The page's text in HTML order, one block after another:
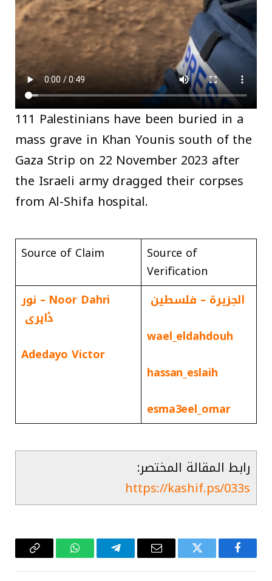
111 Palestinians have been buried in a
mass grave in Khan Younis south of the
Gaza Strip on 22 November 2023 after
the Israeli army dragged their corpses
from Al-Shifa hospital.
Source of
Verification
Source of Claim
الجزيرة – فلسطين
wael_eldahdouh
hassan_eslaih
esma3eel_omar
Noor Dahri – نور
ڈاہری
Adedayo Victor
رابط المقالة المختصر:
https://kashif.ps/033s
فيسبوك تويتر
البريد
تيلقرام واتساب Copy